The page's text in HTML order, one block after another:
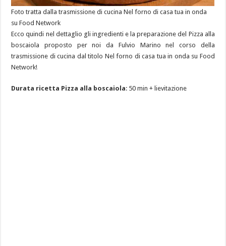
Foto tratta dalla trasmissione di cucina Nel forno di casa tua in onda
su Food Network
Ecco quindi nel dettaglio gli ingredienti e la preparazione del Pizza alla
boscaiola proposto per noi da Fulvio Marino nel corso della
trasmissione di cucina dal titolo Nel forno di casa tua in onda su Food
Network!
Durata ricetta Pizza alla boscaiola: 50 min + lievitazione